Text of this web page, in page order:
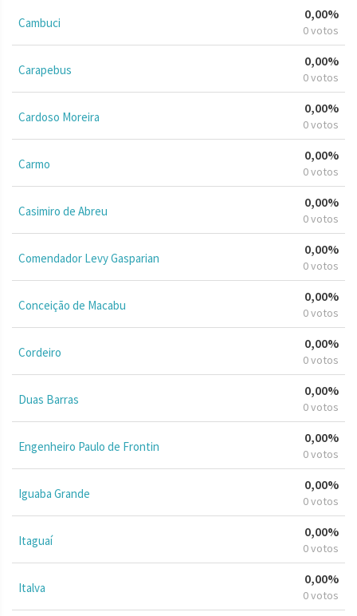
Cambuci
0,00%
0 votos
Carapebus
0,00%
0 votos
Cardoso Moreira
0,00%
0 votos
Carmo
0,00%
0 votos
Casimiro de Abreu
0,00%
0 votos
Comendador Levy Gasparian
0,00%
0 votos
Conceição de Macabu
0,00%
0 votos
Cordeiro
0,00%
0 votos
Duas Barras
0,00%
0 votos
Engenheiro Paulo de Frontin
0,00%
0 votos
Iguaba Grande
0,00%
0 votos
Itaguaí
0,00%
0 votos
Italva
0,00%
0 votos